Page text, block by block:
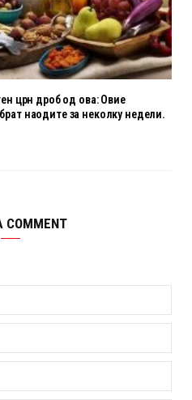
црн дроб од ова: Овие
наодите за неколку недели.
COMMENT